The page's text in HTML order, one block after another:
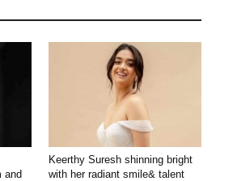
and
Keerthy Suresh shinning bright
with her radiant smile& talent